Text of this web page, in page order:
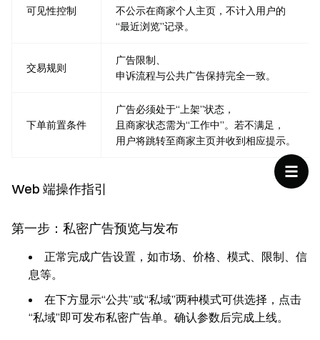
可见性控制
不公示在商家个人主页，不计入用户的
“最近浏览”记录。
交易规则
广告限制、
申诉流程与公共广告保持完全一致。
下单前置条件
广告必须处于“上架”状态，
且商家状态需为“工作中”。若不满足，
用户将跳转至商家主页并收到相应提示。
Web 端操作指引
第一步：私密广告预览与发布
正常完成广告设置，如市场、价格、模式、限制、信
息等。
在下方显示“公共”或“私域”两种模式可供选择，点击
“私域”即可发布私密广告单。确认参数后完成上线。